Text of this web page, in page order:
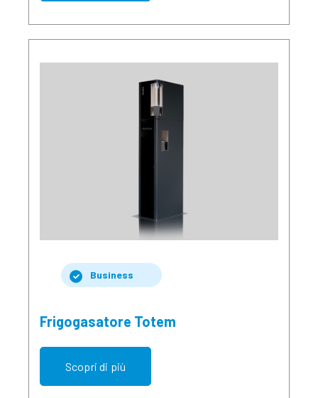
Business
Frigogasatore Totem
Scopri di più